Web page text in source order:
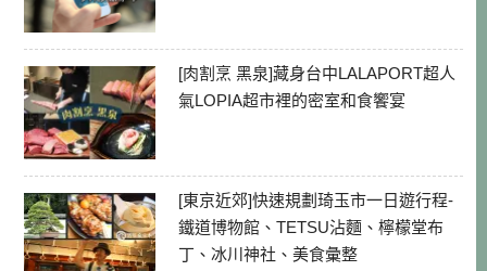
[肉割烹 黑泉]藏身台中LALAPORT超人
氣LOPIA超市裡的密室和食饗宴
[東京近郊]快速規劃琦玉市一日遊行程-
鐵道博物館、TETSU沾麵、檸檬堂布
丁、冰川神社、美食彙整